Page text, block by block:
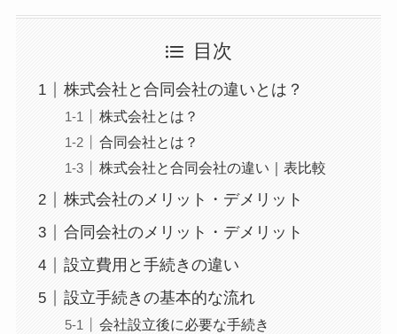
目次
株式会社と合同会社の違いとは？
株式会社とは？
合同会社とは？
株式会社と合同会社の違い｜表比較
株式会社のメリット・デメリット
合同会社のメリット・デメリット
設立費用と手続きの違い
設立手続きの基本的な流れ
会社設立後に必要な手続き